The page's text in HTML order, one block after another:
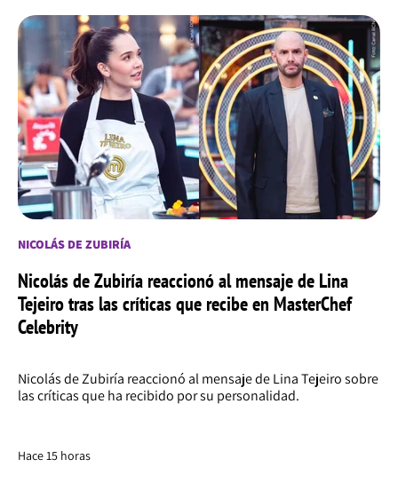
NICOLÁS DE ZUBIRÍA
Nicolás de Zubiría reaccionó al mensaje de Lina
Tejeiro tras las críticas que recibe en MasterChef
Celebrity
Nicolás de Zubiría reaccionó al mensaje de Lina Tejeiro sobre
las críticas que ha recibido por su personalidad.
Hace 15 horas